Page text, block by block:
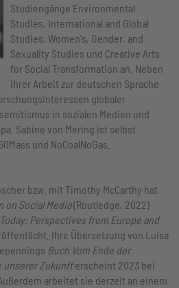
Studiengänge Environmental
Studies, International and Global
Studies, Women's, Gender, and
Sexuality Studies und Creative Arts
for Social Transformation an. Neben
ihrer Arbeit zur deutschen Sprache
globaler
in sozialen Medien und
Sabine von Mering ist selbst
und NoCoalNoGas.
bzw. mit Timothy McCarthy hat
Social Media(Routledge, 2022)
Perspectives from Europe and
Ihre Übersetzung von Luisa
Buch Vom Ende der
unserer Zukunfterscheint 2023 bei
arbeitet sie derzeit an einem